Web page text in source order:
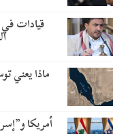
قيادات
ماذا يعني
أمريكا